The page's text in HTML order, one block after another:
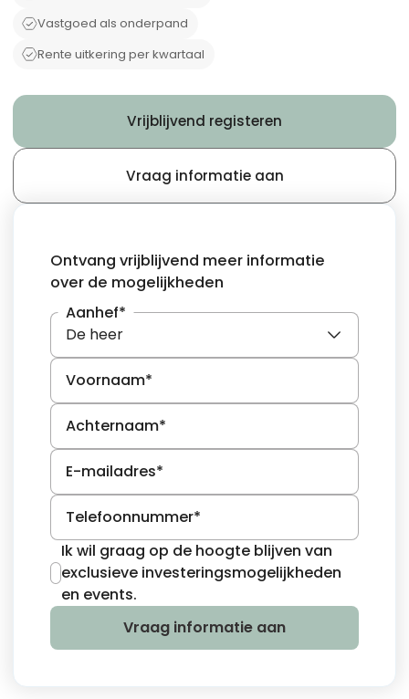
Vastgoed als onderpand
Rente uitkering per kwartaal
Vrijblijvend registeren
Vraag informatie aan
Ontvang vrijblijvend meer informatie
over de mogelijkheden